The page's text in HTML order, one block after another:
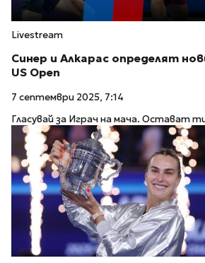
Livestream
Синер и Алкарас определят
US Open
7 септември 2025, 7:14
Гласувай за Играч на мача. Остават